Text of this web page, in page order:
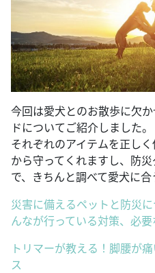
今回は愛犬とのお散歩に欠
ドについてご紹介しました。
それぞれのアイテムを正し
から守ってくれますし、防
で、きちんと調べて愛犬に合
災害に備えるペットと防災
んなが行っている対策、必
トリマーが教える！脚腰が
ス